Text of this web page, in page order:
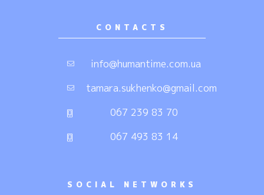
CONTACTS
info@humantime.com.ua
tamara.sukhenko@gmail.com
067 239 83 70
067 493 83 14
SOCIAL NETWORKS